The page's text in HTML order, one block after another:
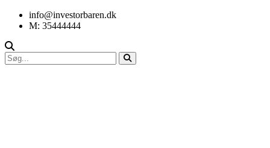
info@investorbaren.dk
M: 35444444